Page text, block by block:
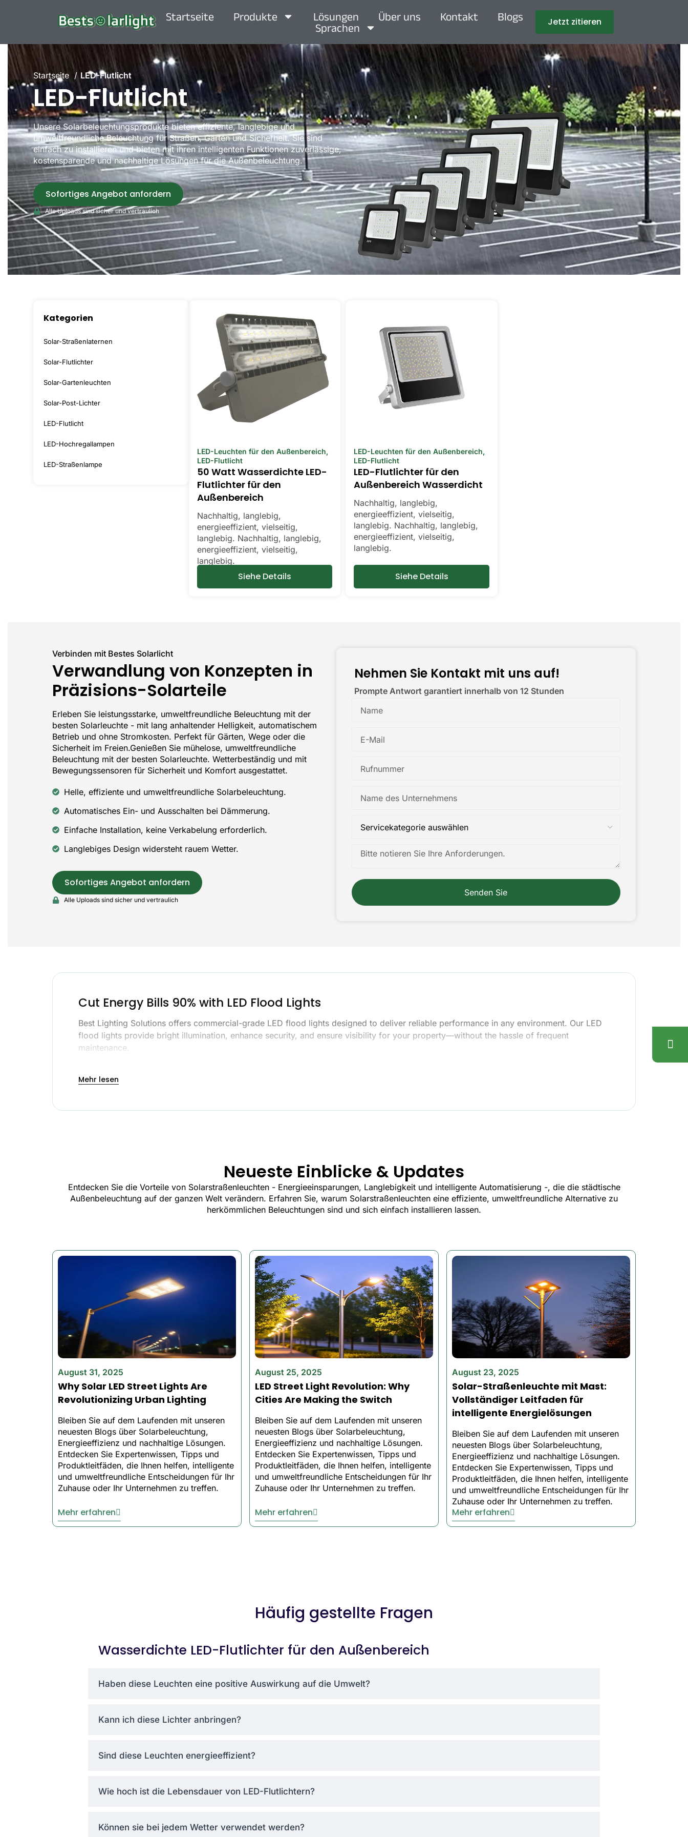
Startseite Produkte Lösungen Über uns Kontakt
Blogs
Sprachen
Jetzt zitieren
Startseite LED-Flutlicht
LED-Flutlicht
Unsere Solarbeleuchtungsprodukte bieten effiziente, langlebige und
umweltfreundliche Beleuchtung für Straßen, Gärten und Sicherheit. Sie sind
einfach zu installieren und bieten mit ihren intelligenten Funktionen zuverlässige,
kostensparende und nachhaltige Lösungen für die Außenbeleuchtung.
Sofortiges Angebot anfordern
Alle Uploads sind sicher und vertraulich
Kategorien
Solar-Straßenlaternen
Solar-Flutlichter
Solar-Gartenleuchten
Solar-Post-Lichter
LED-Flutlicht
LED-Hochregallampen
LED-Straßenlampe
LED-Leuchten für den Außenbereich,
LED-Flutlicht
50 Watt Wasserdichte LED-
Flutlichter für den
Außenbereich
Nachhaltig, langlebig,
energieeffizient, vielseitig,
langlebig. Nachhaltig, langlebig,
energieeffizient, vielseitig,
langlebig.
Siehe Details
LED-Leuchten für den Außenbereich,
LED-Flutlicht
LED-Flutlichter für den
Außenbereich Wasserdicht
Nachhaltig, langlebig,
energieeffizient, vielseitig,
langlebig. Nachhaltig, langlebig,
energieeffizient, vielseitig,
langlebig.
Siehe Details
Verbinden mit Bestes Solarlicht
Verwandlung von Konzepten in
Präzisions-Solarteile
Erleben Sie leistungsstarke, umweltfreundliche Beleuchtung mit der
besten Solarleuchte - mit lang anhaltender Helligkeit, automatischem
Betrieb und ohne Stromkosten. Perfekt für Gärten, Wege oder die
Sicherheit im Freien.Genießen Sie mühelose, umweltfreundliche
Beleuchtung mit der besten Solarleuchte. Wetterbeständig und mit
Bewegungssensoren für Sicherheit und Komfort ausgestattet.
Helle, effiziente und umweltfreundliche Solarbeleuchtung.
Automatisches Ein- und Ausschalten bei Dämmerung.
Einfache Installation, keine Verkabelung erforderlich.
Langlebiges Design widersteht rauem Wetter.
Sofortiges Angebot anfordern
Alle Uploads sind sicher und vertraulich
Nehmen Sie Kontakt mit uns auf!
Prompte Antwort garantiert innerhalb von 12 Stunden
Senden Sie
Cut Energy Bills 90% with LED Flood Lights
Best Lighting Solutions offers commercial-grade LED flood lights designed to deliver reliable performance in any environment. Our LED
flood lights provide bright illumination, enhance security, and ensure visibility for your property—without the hassle of frequent
maintenance.
Whether you need lighting for parking lots, warehouses, building exteriors, or any other outdoor space, our durable LED flood lights are
Looking for lighting that works as hard as your business does? Our commercial-grade LED flood lights deliver unbeatable brightness,
durability, and efficiency—so your property stays safe, visible, and professional-looking, night after night.
No weak lighting. No constant bulb changes. Just serious performance that pays for itself.
Why Our LED Flood Lights Stand Out
✅ Brilliant Brightness – Up to 3000 lumens of crisp white light. Perfect for security, parking lots, warehouses, and building exteriors.
✅ Built to Last – Rugged aluminum housing + IP65 waterproof rating. Rain, snow, heat? No problem. These lights are made for the
outdoors.
✅ Dusk-to-Dawn Automation – Optional smart sensors turn your lights on when it gets dark and off when it’s light. No switches. No
worries.
✅ Energy-Saving LEDs – Cut your energy bills with LEDs that use a fraction of the power of traditional lights.
✅ 50,000-Hour Lifespan – That’s 15+ years of dependable use without the headache of constant replacements.
5-Jahres-Garantie – If anything goes wrong, we’ll replace it. No questions asked.
Bulk Savings– Special pricing for orders of 10+. The bigger your project, the more you save
Mehr lesen
Neueste Einblicke & Updates
Entdecken Sie die Vorteile von Solarstraßenleuchten - Energieeinsparungen, Langlebigkeit und intelligente Automatisierung -, die die städtische
Außenbeleuchtung auf der ganzen Welt verändern. Erfahren Sie, warum Solarstraßenleuchten eine effiziente, umweltfreundliche Alternative zu
herkömmlichen Beleuchtungen sind und sich einfach installieren lassen.
August 31, 2025
Why Solar LED Street Lights Are
Revolutionizing Urban Lighting
Bleiben Sie auf dem Laufenden mit unseren
neuesten Blogs über Solarbeleuchtung,
Energieeffizienz und nachhaltige Lösungen.
Entdecken Sie Expertenwissen, Tipps und
Produktleitfäden, die Ihnen helfen, intelligente
und umweltfreundliche Entscheidungen für Ihr
Zuhause oder Ihr Unternehmen zu treffen.
Mehr erfahren
August 25, 2025
LED Street Light Revolution: Why
Cities Are Making the Switch
Bleiben Sie auf dem Laufenden mit unseren
neuesten Blogs über Solarbeleuchtung,
Energieeffizienz und nachhaltige Lösungen.
Entdecken Sie Expertenwissen, Tipps und
Produktleitfäden, die Ihnen helfen, intelligente
und umweltfreundliche Entscheidungen für Ihr
Zuhause oder Ihr Unternehmen zu treffen.
Mehr erfahren
August 23, 2025
Solar-Straßenleuchte mit Mast:
Vollständiger Leitfaden für
intelligente Energielösungen
Bleiben Sie auf dem Laufenden mit unseren
neuesten Blogs über Solarbeleuchtung,
Energieeffizienz und nachhaltige Lösungen.
Entdecken Sie Expertenwissen, Tipps und
Produktleitfäden, die Ihnen helfen, intelligente
und umweltfreundliche Entscheidungen für Ihr
Zuhause oder Ihr Unternehmen zu treffen.
Mehr erfahren
Häufig gestellte Fragen
Wasserdichte LED-Flutlichter für den Außenbereich
Haben diese Leuchten eine positive Auswirkung auf die Umwelt?
Kann ich diese Lichter anbringen?
Sind diese Leuchten energieeffizient?
Wie hoch ist die Lebensdauer von LED-Flutlichtern?
Können sie bei jedem Wetter verwendet werden?